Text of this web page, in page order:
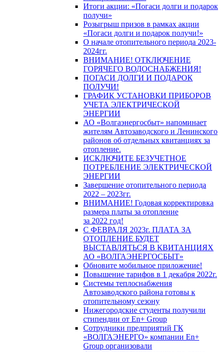
Итоги акции: «Погаси долги и подарок
получи»
Розыгрыш призов в рамках акции
«Погаси долги и подарок получи!»
О начале отопительного периода 2023-
2024гг.
ВНИМАНИЕ! ОТКЛЮЧЕНИЕ
ГОРЯЧЕГО ВОДОСНАБЖЕНИЯ!
ПОГАСИ ДОЛГИ И ПОДАРОК
ПОЛУЧИ!
ГРАФИК УСТАНОВКИ ПРИБОРОВ
УЧЕТА ЭЛЕКТРИЧЕСКОЙ
ЭНЕРГИИ
АО «Волгаэнергосбыт» напоминает
жителям Автозаводского и Ленинского
районов об отдельных квитанциях за
отопление.
ИСКЛЮЧИТЕ БЕЗУЧЕТНОЕ
ПОТРЕБЛЕНИЕ ЭЛЕКТРИЧЕСКОЙ
ЭНЕРГИИ
Завершение отопительного периода
2022 – 2023гг.
ВНИМАНИЕ! Годовая корректировка
размера платы за отопление
за 2022 год!
С ФЕВРАЛЯ 2023г. ПЛАТА ЗА
ОТОПЛЕНИЕ БУДЕТ
ВЫСТАВЛЯТЬСЯ В КВИТАНЦИЯХ
АО «ВОЛГАЭНЕРГОСБЫТ»
Обновите мобильное приложение!
Повышение тарифов в 1 декабря 2022г.
Системы теплоснабжения
Автозаводского района готовы к
отопительному сезону
Нижегородские студенты получили
стипендии от En+ Group
Сотрудники предприятий ГК
«ВОЛГАЭНЕРГО» компании En+
Group организовали